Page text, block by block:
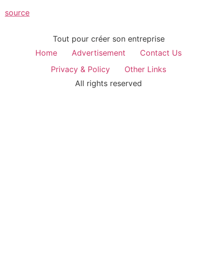
source
Tout pour créer son entreprise
Home
Advertisement
Contact Us
Privacy & Policy
Other Links
All rights reserved